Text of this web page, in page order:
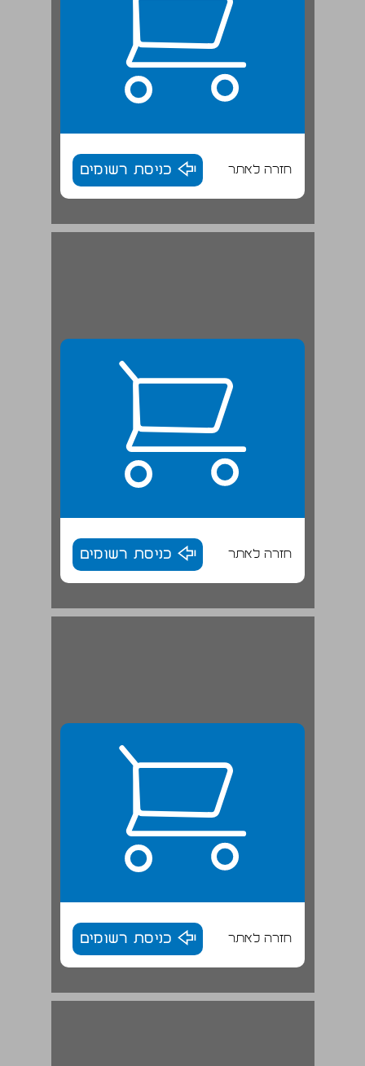
חזרה לאתר כניסת רשומים
חזרה לאתר כניסת רשומים
חזרה לאתר כניסת רשומים